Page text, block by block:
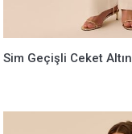
Sim Geçişli Ceket Altın